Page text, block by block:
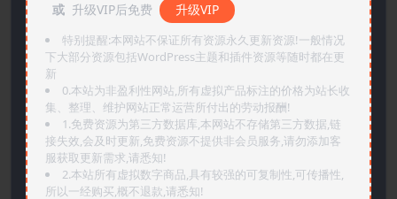
或 升级VIP后免费 升级VIP
特别提醒:本网站不保证所有资源永久更新资源!一般情况
下大部分资源包括WordPress主题和插件资源等随时都在更
新
0.本站为非盈利性网站,所有虚拟产品标注的价格为站长收
集、整理、维护网站正常运营所付出的劳动报酬!
1.免费资源为第三方数据库,本网站不存储第三方数据,链
接失效,会及时更新,免费资源不提供非会员服务,请勿添加客
服获取更新需求,请悉知!
2.本站所有虚拟数字商品,具有较强的可复制性,可传播性,
所以一经购买,概不退款,请悉知!